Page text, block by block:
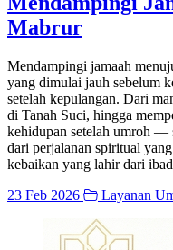
Mabrur
Mendampingi jamaah
yang dimulai jauh sebelum
setelah kepulangan. Dari
di Tanah Suci, hingga
kehidupan setelah umroh —
dari perjalanan spiritual
kebaikan yang lahir dari
23 Feb 2026
Layanan